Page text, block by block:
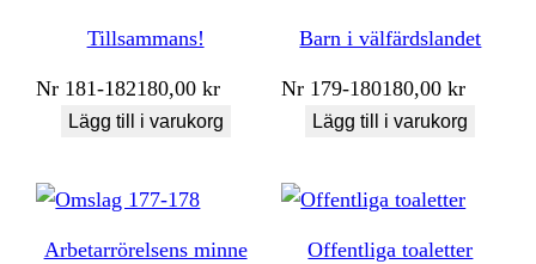
Tillsammans!
Nr 181-182180,00kr
Lägg till i varukorg
Barn i välfärdslandet
Nr 179-180180,00kr
Lägg till i varukorg
Arbetarrörelsens minne Offentliga toaletter